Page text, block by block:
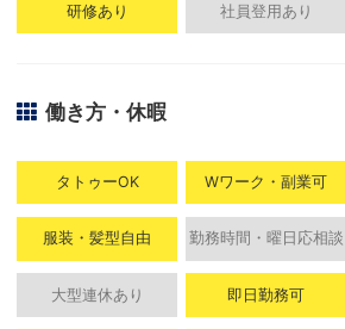
研修あり 社員登用あり
働き方・休暇
タトゥーOK Wワーク・副業可
服装・髪型自由 勤務時間・曜日応相談
大型連休あり 即日勤務可